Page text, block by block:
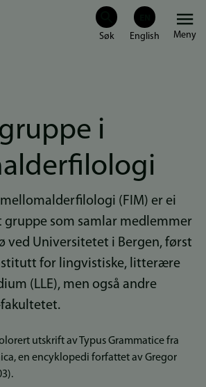
Meny
i
(FIM) er ei
som samlar medlemmer
ved Universitetet i Bergen, først
for lingvistiske, litterære
(LLE), men også andre